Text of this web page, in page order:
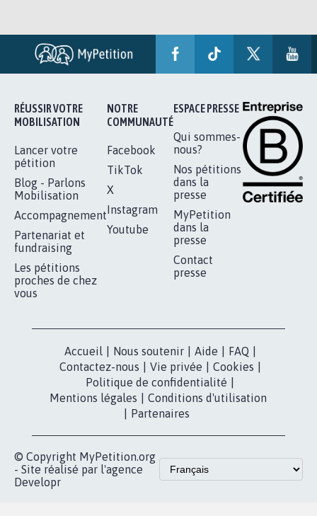
RÉUSSIR VOTRE
MOBILISATION
Lancer votre
pétition
Blog - Parlons
Mobilisation
Accompagnement
Partenariat et
fundraising
Les pétitions
proches de chez
vous
NOTRE
COMMUNAUTÉ
Facebook
TikTok
X
Instagram
Youtube
ESPACE PRESSE
Qui sommes-
nous?
Nos pétitions
dans la
presse
MyPetition
dans la
presse
Contact
presse
Accueil Nous soutenir Aide FAQ
Contactez-nous
Vie privée Cookies
Politique de confidentialité
Mentions légales
Conditions d'utilisation
Partenaires
© Copyright MyPetition.org
- Site réalisé par l'agence
Developr